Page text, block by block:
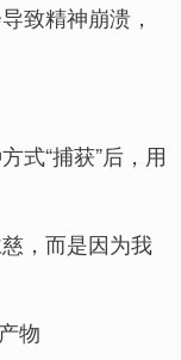
致精神崩溃，
式“捕获”后，用
，而是因为我
物